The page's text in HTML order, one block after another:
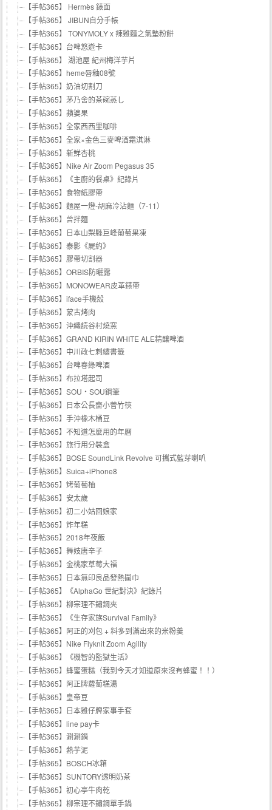
【手帖365】 Hermès 錶面
【手帖365】 JIBUN自分手帳
【手帖365】 TONYMOLY x 辣雞麵之氣墊粉餅
【手帖365】台啤悠遊卡
【手帖365】 湖池屋 紀州梅洋芋片
【手帖365】heme唇釉08號
【手帖365】奶油切割刀
【手帖365】茅乃舍的茶碗蒸し
【手帖365】蘋婆果
【手帖365】全家西西里咖啡
【手帖365】全家×金色三麥啤酒霜淇淋
【手帖365】新鮮杏桃
【手帖365】Nike Air Zoom Pegasus 35
【手帖365】《主廚的餐桌》紀錄片
【手帖365】食物紙膠帶
【手帖365】麵屋一燈-胡麻冷沾麵（7-11）
【手帖365】曾拌麵
【手帖365】日本山梨縣巨峰葡萄果凍
【手帖365】泰影《屍約》
【手帖365】膠帶切割器
【手帖365】ORBIS防曬露
【手帖365】MONOWEAR皮革錶帶
【手帖365】iface手機殼
【手帖365】蒙古烤肉
【手帖365】沖繩読谷村燒窯
【手帖365】GRAND KIRIN WHITE ALE精釀啤酒
【手帖365】中川政七刺繡書籤
【手帖365】台啤春綠啤酒
【手帖365】布拉塔起司
【手帖365】SOU・SOU鋼筆
【手帖365】日本公長齋小菅竹筷
【手帖365】手沖橡木桶豆
【手帖365】不知道怎麼用的年曆
【手帖365】旅行用分裝盒
【手帖365】BOSE SoundLink Revolve 可攜式藍芽喇叭
【手帖365】Suica+iPhone8
【手帖365】烤葡萄柚
【手帖365】安太歲
【手帖365】初二小姑回娘家
【手帖365】炸年糕
【手帖365】2018年夜飯
【手帖365】舞妓唐辛子
【手帖365】金桃家草莓大福
【手帖365】日本無印良品發熱圍巾
【手帖365】《AlphaGo 世紀對決》紀錄片
【手帖365】柳宗理不鏽鋼夾
【手帖365】《生存家族Survival Family》
【手帖365】阿正的刈包 + 料多到滿出來的米粉羹
【手帖365】Nike Flyknit Zoom Agility
【手帖365】《機智的監獄生活》
【手帖365】蜂蜜蛋糕（我到今天才知道原來沒有蜂蜜！！）
【手帖365】阿正牌蘿蔔糕湯
【手帖365】皇帝豆
【手帖365】日本雞仔牌家事手套
【手帖365】line pay卡
【手帖365】涮涮鍋
【手帖365】熱芋泥
【手帖365】BOSCH冰箱
【手帖365】SUNTORY透明奶茶
【手帖365】初心亭牛肉乾
【手帖365】柳宗理不鏽鋼單手鍋